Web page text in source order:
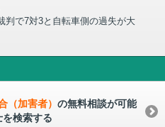
判で7対3と自転車側の過失が大
（加害者） の無料相談が可能
検索する